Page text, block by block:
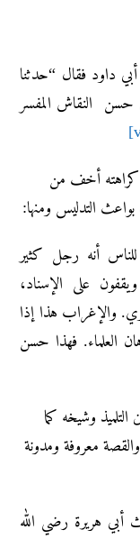
داود فقال “حدثنا
حسن النقاش المفسر
كراهته أخف من
التدليس ومنها:
أنه رجل كثير
على الإسناد،
والإغراب هذا إذا
العلماء. فهذا حسن
وشيخه كما
معروفة ومدونة
أبي هريرة رضي الله